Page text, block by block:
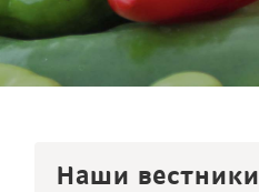
Наши вестники